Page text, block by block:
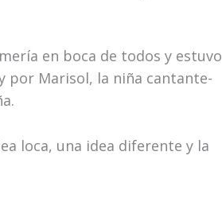
en boca de todos y estuvo
por Marisol, la niña cantante-
loca, una idea diferente y la